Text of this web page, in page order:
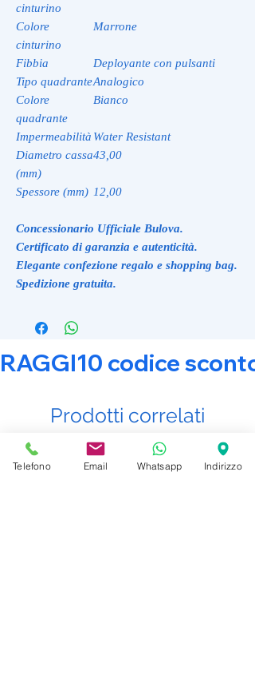
cinturino
Colore
cinturino
Marrone
Fibbia
Deployante con pulsanti
Tipo quadranteAnalogico
Colore
quadrante
Bianco
Impermeabilità Water Resistant
Diametro cassa
(mm)
43,00
Spessore (mm) 12,00
Concessionario Ufficiale Bulova.
Certificato di garanzia e autenticità.
Elegante confezione regalo e shopping bag.
Spedizione gratuita.
RAGGI10 codice
Prodotti correlati
Promo Attiva
Telefono Email Whatsapp Indirizzo